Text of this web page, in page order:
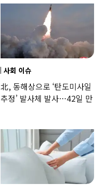
사회 이슈
北, 동해상으로 ‘탄도미사일
추정’ 발사체 발사…42일 만